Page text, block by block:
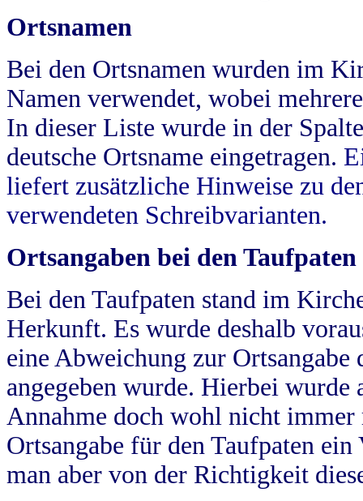
Ortsnamen
Bei den Ortsnamen wurden im
Namen verwendet, wobei
In dieser Liste wurde in der
deutsche Ortsname eingetragen.
liefert zusätzliche Hinweise zu
verwendeten Schreibvarianten.
Ortsangaben bei den Taufpaten
Bei den Taufpaten stand im
Herkunft. Es wurde deshalb
eine Abweichung zur
angegeben wurde. Hierbei wurde
Annahme doch wohl nicht
Ortsangabe für den Taufpaten
man aber von der Richtigkeit